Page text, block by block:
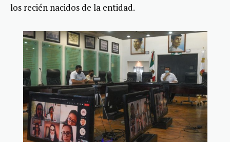
los recién nacidos de la entidad.